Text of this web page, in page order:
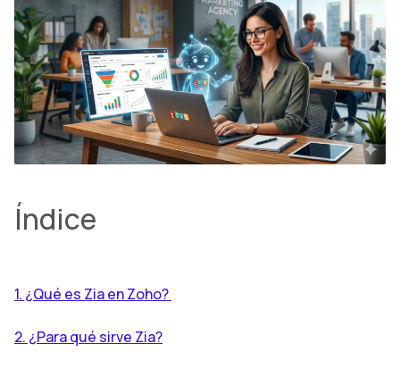
Índice
1. ¿Qué es Zia en Zoho?
2. ¿Para qué sirve Zia?